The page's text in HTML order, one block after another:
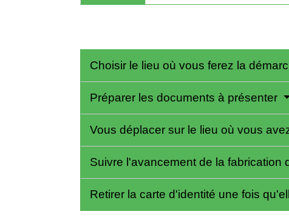
Choisir le lieu où vous ferez la
Préparer les documents à présenter
Vous déplacer sur le lieu où vous
Suivre l'avancement de la fabrication
Retirer la carte d'identité une fois